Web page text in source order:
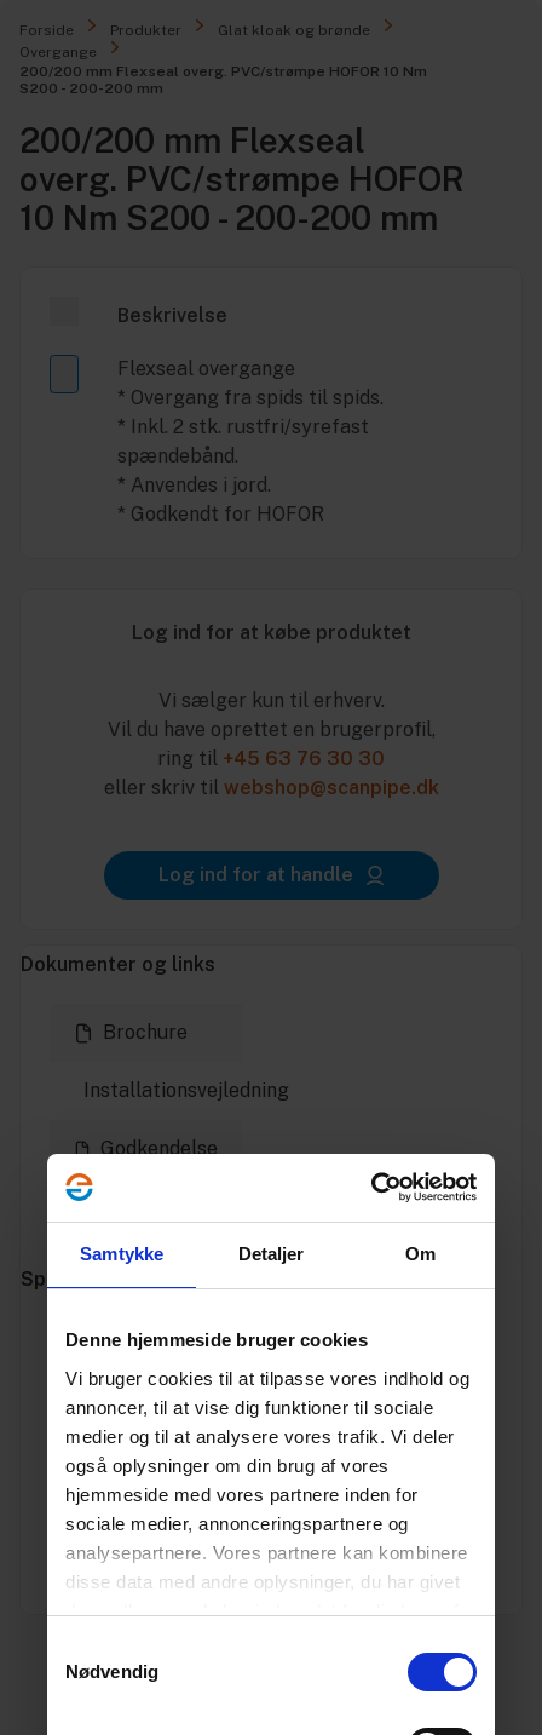
Samtykke Detaljer Om
Denne hjemmeside bruger cookies
Vi bruger cookies til at tilpasse vores indhold og
annoncer, til at vise dig funktioner til sociale
medier og til at analysere vores trafik. Vi deler
også oplysninger om din brug af vores
hjemmeside med vores partnere inden for
sociale medier, annonceringspartnere og
analysepartnere. Vores partnere kan kombinere
disse data med andre oplysninger, du har givet
dem, eller som de har indsamlet fra din brug af
Nødvendig
Forside Produkter
Glat kloak og brønde
Overgange
200/200 mm Flexseal overg. PVC/strømpe HOFOR 10 Nm
S200 - 200-200 mm
200/200 mm Flexseal
overg. PVC/strømpe HOFOR
10 Nm S200 - 200-200 mm
Beskrivelse
Flexseal overgange
* Overgang fra spids til spids.
* Inkl. 2 stk. rustfri/syrefast
spændebånd.
* Anvendes i jord.
* Godkendt for HOFOR
Log ind for at købe produktet
Vi sælger kun til erhverv.
Vil du have oprettet en brugerprofil,
ring til +45 63 76 30 30
eller skriv til webshop@scanpipe.dk
Log ind for at handle
Dokumenter og links
Brochure
Installationsvejledning
Godkendelse
Specifikationer
Varenummer10194302
Vægt 1.2
Enhed STK.
Dimension 200
ProducentLauridsen